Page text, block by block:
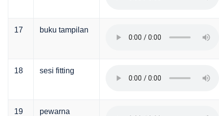
17 buku tampilan
18 sesi fitting
19 pewarna